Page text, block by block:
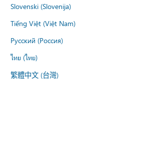
Slovenski (Slovenija)
Tiếng Việt (Việt Nam)
Русский (Россия)
ไทย (ไทย)
繁體中文 (台灣)